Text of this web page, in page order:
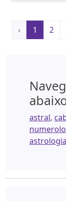
‹ 1 2
astral,
astrologia